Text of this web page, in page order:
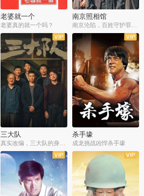
老婆就一个
老婆真的就一个吗？
南京照相馆
南京沦陷，百姓守护罪证底片
三大队 杀手壕
成龙挑战凶悍杀手壕